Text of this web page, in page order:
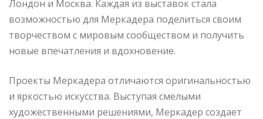
Лондон и Москва. Каждая из выставок стала
возможностью для Меркадера поделиться своим
творчеством с мировым сообществом и получить
новые впечатления и вдохновение.
Проекты Меркадера отличаются оригинальностью
и яркостью искусства. Выступая смелыми
художественными решениями, Меркадер создает